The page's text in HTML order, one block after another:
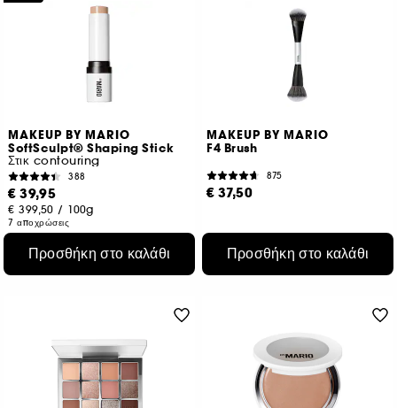
MAKEUP BY MARIO
SoftSculpt® Shaping Stick
Στικ contouring
388
€ 39,95
€ 399,50 / 100g
7 αποχρώσεις
Προσθήκη στο καλάθι
MAKEUP BY MARIO
F4 Brush
875
€ 37,50
Προσθήκη στο καλάθι